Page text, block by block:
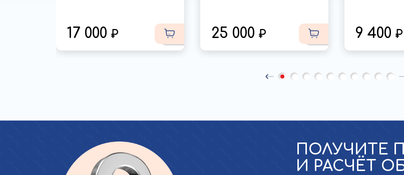
17 000 25 000 9 400
ПОЛУЧИТЕ
И РАСЧЁТ